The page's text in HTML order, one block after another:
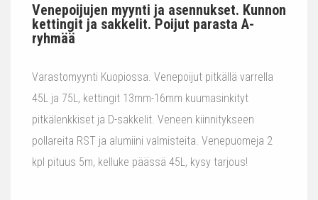
Venepoijujen myynti ja asennukset. Kunnon
kettingit ja sakkelit. Poijut parasta A-
ryhmää
Varastomyynti Kuopiossa. Venepoijut pitkällä varrella
45L ja 75L, kettingit 13mm-16mm kuumasinkityt
pitkälenkkiset ja D-sakkelit. Veneen kiinnitykseen
pollareita RST ja alumiini valmisteita. Venepuomeja 2
kpl pituus 5m, kelluke päässä 45L, kysy tarjous!